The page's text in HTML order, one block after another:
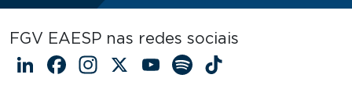
FGV EAESP nas redes sociais
LinkedIn
Facebook
Instagram
X YouTube
Spotify